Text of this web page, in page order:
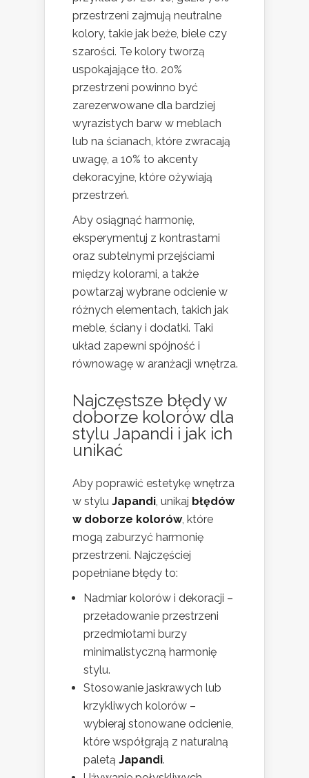
przestrzeni zajmują neutralne
kolory, takie jak beże, biele czy
szarości. Te kolory tworzą
uspokajające tło. 20%
przestrzeni powinno być
zarezerwowane dla bardziej
wyrazistych barw w meblach
lub na ścianach, które zwracają
uwagę, a 10% to akcenty
dekoracyjne, które ożywiają
przestrzeń.
Aby osiągnąć harmonię,
eksperymentuj z kontrastami
oraz subtelnymi przejściami
między kolorami, a także
powtarzaj wybrane odcienie w
różnych elementach, takich jak
meble, ściany i dodatki. Taki
układ zapewni spójność i
równowagę w aranżacji wnętrza.
Najczęstsze błędy w
doborze kolorów dla
stylu Japandi i jak ich
unikać
Aby poprawić estetykę wnętrza
w stylu Japandi, unikaj błędów
w doborze kolorów, które
mogą zaburzyć harmonię
przestrzeni. Najczęściej
popełniane błędy to:
Nadmiar kolorów i dekoracji –
przeładowanie przestrzeni
przedmiotami burzy
minimalistyczną harmonię
stylu.
Stosowanie jaskrawych lub
krzykliwych kolorów –
wybieraj stonowane odcienie,
które współgrają z naturalną
paletą Japandi.